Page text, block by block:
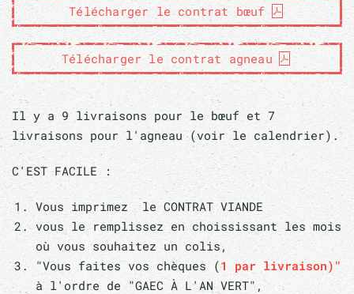
Télécharger le contrat bœuf
Télécharger le contrat agneau
Il y a 9 livraisons pour le bœuf et 7
livraisons pour l'agneau (voir le calendrier).
C'EST FACILE :
Vous imprimez le CONTRAT VIANDE
vous le remplissez en choississant les mois
où vous souhaitez un colis,
"Vous faites vos chèques (1 par livraison)"
à l'ordre de "GAEC À L'AN VERT",